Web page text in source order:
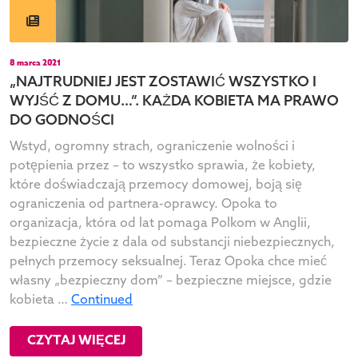
8 marca 2021
„NAJTRUDNIEJ JEST ZOSTAWIĆ WSZYSTKO I
WYJŚĆ Z DOMU…”. KAŻDA KOBIETA MA PRAWO
DO GODNOŚCI
Wstyd, ogromny strach, ograniczenie wolności i
potępienia przez – to wszystko sprawia, że kobiety,
które doświadczają przemocy domowej, boją się
ograniczenia od partnera-oprawcy. Opoka to
organizacja, która od lat pomaga Polkom w Anglii,
bezpieczne życie z dala od substancji niebezpiecznych,
pełnych przemocy seksualnej. Teraz Opoka chce mieć
własny „bezpieczny dom” – bezpieczne miejsce, gdzie
kobieta … Continued
CZYTAJ WIĘCEJ